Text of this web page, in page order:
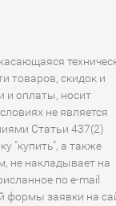
товаров, скидок и
и оплаты, носит
не является
Статьи 437(2)
"купить", а также
не накладывает на
по e-mail
формы заявки на